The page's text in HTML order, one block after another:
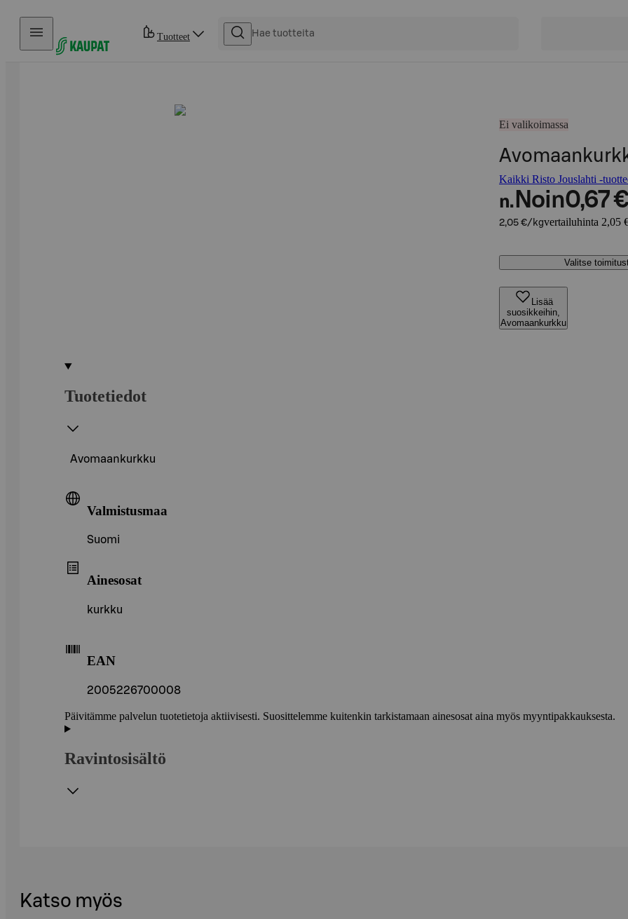
Hyppää sisältöön
Tuotteet
Ei valikoimassa
Kaikki Risto Jouslahti -
n. Noin0,67 €
2,05 €/kgvertailuhinta 2,05
Valitse
Lisää
suosikkeihin,
Avomaankurkku
Tuotetiedot
Avomaankurkku
Valmistusmaa
Suomi
Ainesosat
kurkku
EAN
2005226700008
Päivitämme palvelun tuotetietoja aktiivisesti. Suosittelemme kuitenkin tarkistamaan ainesosat aina myös myyntipakkauksesta.
Ravintosisältö
Katso myös